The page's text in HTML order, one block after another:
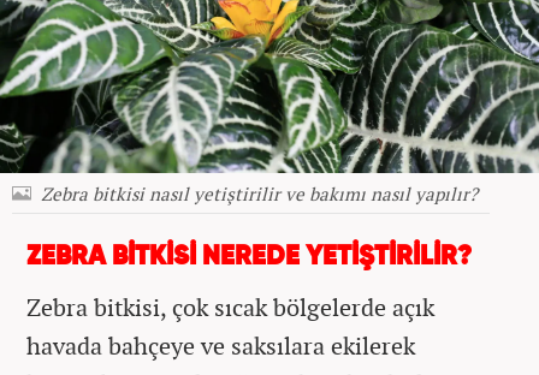
Zebra bitkisi nasıl yetiştirilir ve bakımı nasıl yapılır?
ZEBRA BİTKİSİ NEREDE YETİŞTİRİLİR?
Zebra bitkisi, çok sıcak bölgelerde açık
havada bahçeye ve saksılara ekilerek